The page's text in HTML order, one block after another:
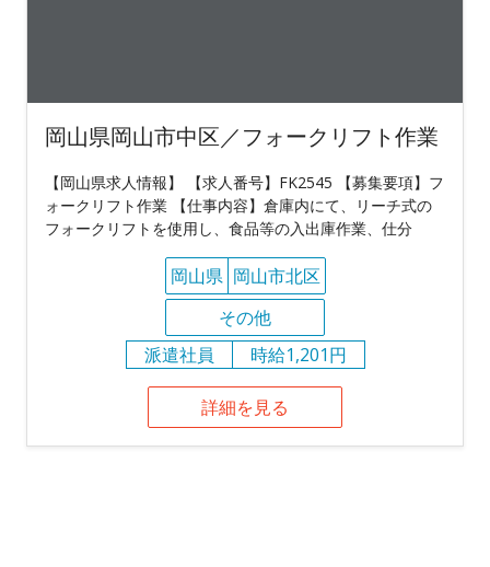
岡山県岡山市中区／フォークリフト作業
【岡山県求人情報】 【求人番号】FK2545 【募集要項】フ
ォークリフト作業 【仕事内容】倉庫内にて、リーチ式の
フォークリフトを使用し、食品等の入出庫作業、仕分
岡山県 岡山市北区
その他
派遣社員
時給1,201円
詳細を見る